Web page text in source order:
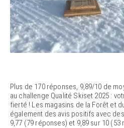
Plus de 170 réponses, 9,89/10 de
au challenge Qualité Skiset 2025 :
fierté ! Les magasins de la Forêt et
également des avis positifs avec
9,77 (79 réponses) et 9,89 sur 10